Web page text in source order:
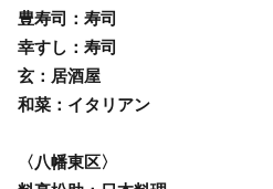
豊寿司：寿司
幸すし：寿司
玄：居酒屋
和菜：イタリアン
〈八幡東区〉